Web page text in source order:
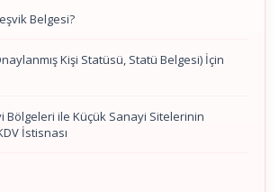
Belgesi?
Kişi Statüsü, Statü Belgesi) İçin
Bölgeleri ile Küçük Sanayi Sitelerinin
İstisnası